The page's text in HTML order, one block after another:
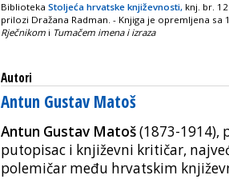
Biblioteka Stoljeća hrvatske književnosti, knj. br.
prilozi Dražana Radman. - Knjiga je opremljena sa
Rječnikom i Tumačem imena i izraza
Autori
Antun Gustav Matoš
Antun Gustav Matoš(1873-1914),
putopisac i književni kritičar,
polemičar među hrvatskim